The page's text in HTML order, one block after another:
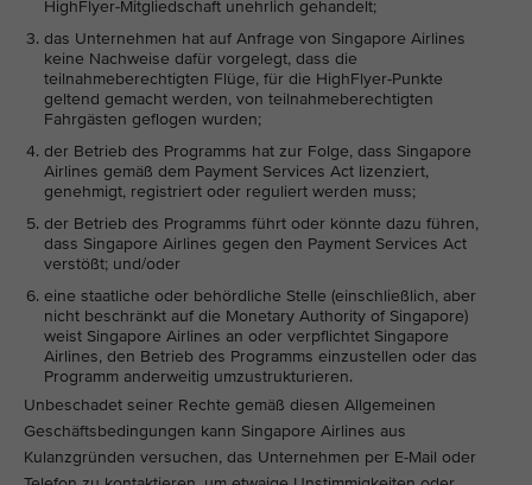
HighFlyer-Mitgliedschaft unehrlich gehandelt;
das Unternehmen hat auf Anfrage von Singapore Airlines
keine Nachweise dafür vorgelegt, dass die
teilnahmeberechtigten Flüge, für die HighFlyer-Punkte
geltend gemacht werden, von teilnahmeberechtigten
Fahrgästen geflogen wurden;
der Betrieb des Programms hat zur Folge, dass Singapore
Airlines gemäß dem Payment Services Act lizenziert,
genehmigt, registriert oder reguliert werden muss;
der Betrieb des Programms führt oder könnte dazu führen,
dass Singapore Airlines gegen den Payment Services Act
verstößt; und/oder
eine staatliche oder behördliche Stelle (einschließlich, aber
nicht beschränkt auf die Monetary Authority of Singapore)
weist Singapore Airlines an oder verpflichtet Singapore
Airlines, den Betrieb des Programms einzustellen oder das
Programm anderweitig umzustrukturieren.
Unbeschadet seiner Rechte gemäß diesen Allgemeinen
Geschäftsbedingungen kann Singapore Airlines aus
Kulanzgründen versuchen, das Unternehmen per E-Mail oder